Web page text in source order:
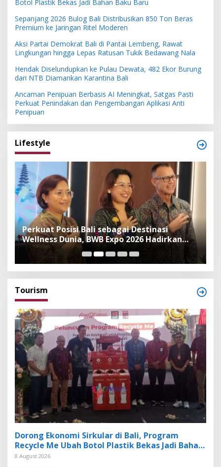
Botol Plastik Bekas Jadi Bahan Baku Baru
Sepanjang 2026 Bulog Bali Distribusikan 850 Ton Beras
Premium ke Jaringan Ritel Moderen
Aksi Partai Demokrat Bali di Pantai Lembeng, Rawat
Lingkungan hingga Lepas Ratusan Tukik Bedawang Nala
Hendak Diselundupkan ke Pulau Dewata, 482 Ekor Burung
dari NTB Diamankan Karantina Bali
Ancaman Penipuan Berbasis AI Meningkat, Satgas Pasti
Perkuat Penindakan dan Pengembangan Aplikasi Anti
Penipuan
Lifestyle
Perkuat Posisi Bali sebagai Destinasi
Wellness Dunia, BWB Expo 2026 Hadirkan
Exhibitor Nasional dan Global
Tourism
Dorong Ekonomi Sirkular di Bali, Program
Recycle Me Ubah Botol Plastik Bekas Jadi Bahan
Baku Baru
8 August 2026